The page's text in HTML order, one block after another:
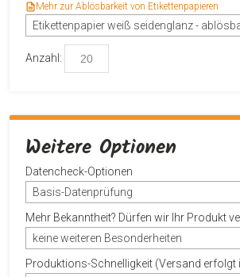
Mehr zur Ablösbarkeit von Etikettenpapieren
Etikettenpapier weiß seidenglanz -
Anzahl:
Weitere Optionen
Datencheck-Optionen
Basis-Datenprüfung
Mehr Bekanntheit? Dürfen wir Ihr Produkt
keine weiteren Besonderheiten
Produktions-Schnelligkeit (Versand erfolgt